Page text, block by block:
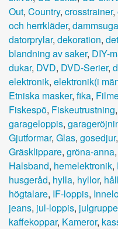
Out, Country, crosstrainer,
och herrkläder,
datorprylar, dekoration,
blandning av saker, DIY-
dukar, DVD, DVD-Serier,
elektronik, elektronik(i
Etniska masker, fika,
Fiskespö, Fiskeutrustning,
garageloppis,
Gjutformar, Glas, gosedjur,
Gräsklippare, gröna-anna,
Halsband, hemelektronik,
husgeråd, hylla, hyllor,
högtalare, IF-loppis,
jeans, jul-loppis,
kaffekoppar, Kameror,